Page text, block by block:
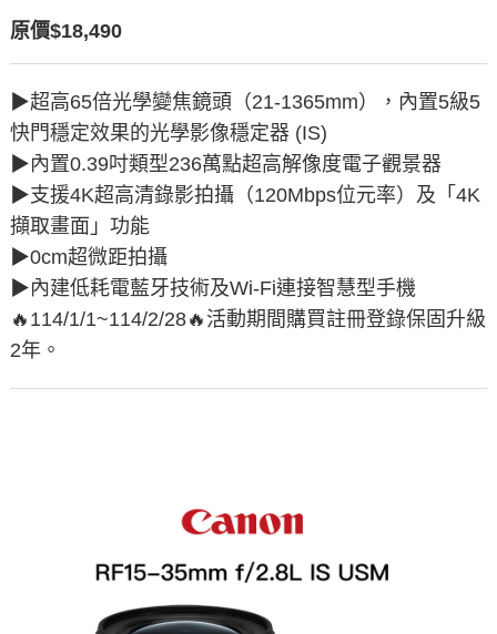
原價$18,490
▶︎超高65倍光學變焦鏡頭（21-1365mm），內置5級5
快門穩定效果的光學影像穩定器 (IS)
▶︎內置0.39吋類型236萬點超高解像度電子觀景器
▶︎支援4K超高清錄影拍攝（120Mbps位元率）及「4K
擷取畫面」功能
▶︎0cm超微距拍攝
▶︎內建低耗電藍牙技術及Wi-Fi連接智慧型手機
🔥114/1/1~114/2/28🔥活動期間購買註冊登錄保固升級
2年。